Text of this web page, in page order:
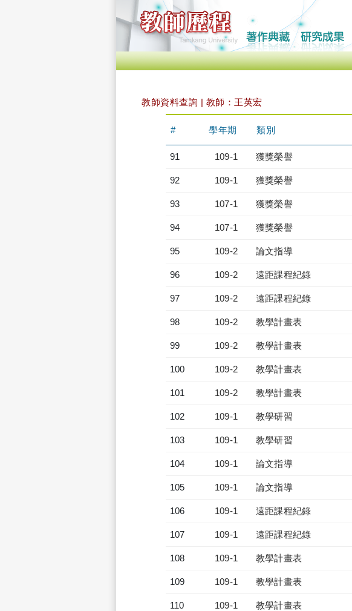
教師資料查詢 | 教師：王英宏
# 學年期 類別
91 109-1 獲獎榮譽
92 109-1 獲獎榮譽
93 107-1 獲獎榮譽
94 107-1 獲獎榮譽
95 109-2 論文指導
96 109-2 遠距課程紀錄
97 109-2 遠距課程紀錄
98 109-2 教學計畫表
99 109-2 教學計畫表
100 109-2 教學計畫表
101 109-2 教學計畫表
102 109-1 教學研習
103 109-1 教學研習
104 109-1 論文指導
105 109-1 論文指導
106 109-1 遠距課程紀錄
107 109-1 遠距課程紀錄
108 109-1 教學計畫表
109 109-1 教學計畫表
110 109-1 教學計畫表